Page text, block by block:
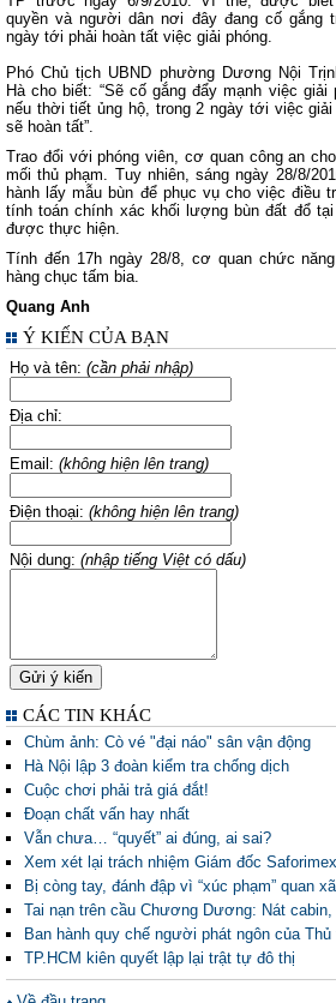
quyền và người dân nơi đây đang cố gắng
ngày tới phải hoàn tất việc giải phóng.
Phó Chủ tịch UBND phường Dương Nội
Hà cho biết: “Sẽ cố gắng đẩy mạnh việc giải
nếu thời tiết ủng hộ, trong 2 ngày tới việc giải
sẽ hoàn tất”.
Trao đổi với phóng viên, cơ quan công an
mối thủ phạm. Tuy nhiên, sáng ngày 28/8/
hành lấy mẫu bùn để phục vụ cho việc điều
tính toán chính xác khối lượng bùn đất đổ
được thực hiện.
Tính đến 17h ngày 28/8, cơ quan chức
hàng chục tấm bia.
Quang Anh
Ý KIẾN CỦA BẠN
Họ và tên: (cần phải nhập)
Địa chỉ:
Email: (không hiện lên trang)
Điện thoại: (không hiện lên trang)
Nội dung: (nhập tiếng Việt có dấu)
CÁC TIN KHÁC
Chùm ảnh: Cò vé "đại náo" sân vận động
Hà Nội lập 3 đoàn kiểm tra chống dịch
Cuộc chơi phải trả giá đắt!
Đoạn chất vấn hay nhất
Vẫn chưa… “quyết” ai đúng, ai sai?
Xem xét lại trách nhiệm Giám đốc
Bị còng tay, đánh đập vì “xúc phạm” quan
Tai nạn trên cầu Chương Dương: Nát
Ban hành quy chế người phát ngôn của
TP.HCM kiên quyết lập lại trật tự đô thị